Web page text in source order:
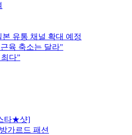
유통 채널 확대 예정
육 축소는 달라"
다”
타★샷]
가르드 패션